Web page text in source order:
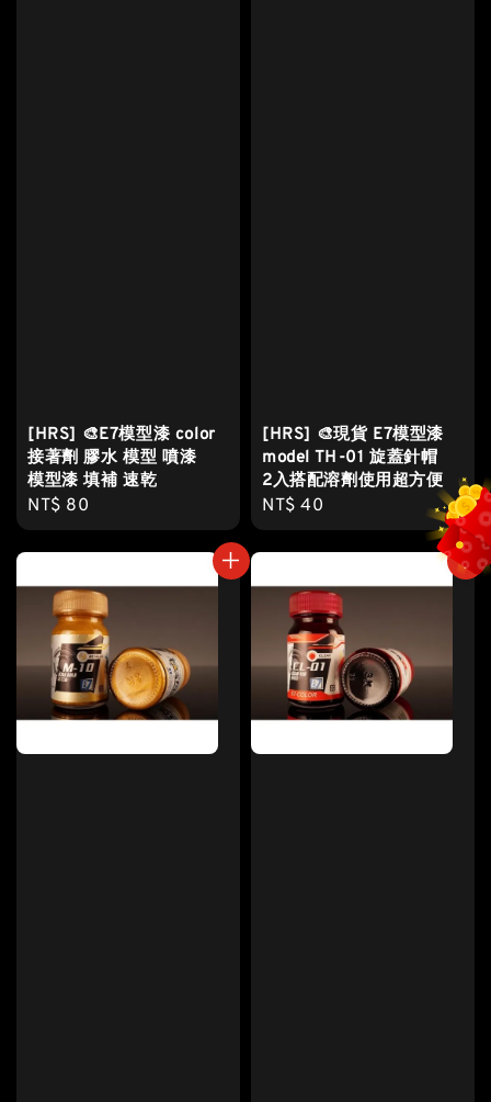
[HRS] 🎨E7模型漆 color
接著劑 膠水 模型 噴漆
模型漆 填補 速乾
Regular
price
NT$ 80
[HRS] 🎨現貨 E7模型漆
model TH-01 旋蓋針帽
2入搭配溶劑使用超方便
Regular
price
NT$ 40